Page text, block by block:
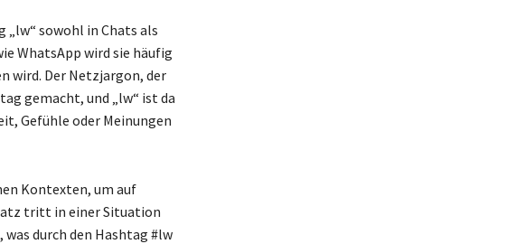
sowohl in Chats als
WhatsApp wird sie häufig
wird. Der Netzjargon, der
gemacht, und „lw“ ist da
Gefühle oder Meinungen
Kontexten, um auf
tritt in einer Situation
durch den Hashtag #lw